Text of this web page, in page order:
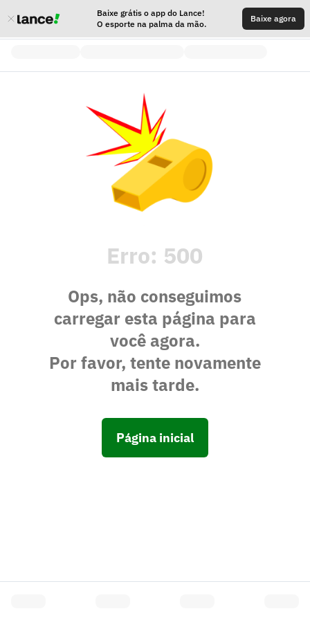
Baixe grátis o app do Lance!
O esporte na palma da mão.
Baixe agora
Erro: 500
Ops, não conseguimos
carregar esta página para
você agora.
Por favor, tente novamente
mais tarde.
Página inicial